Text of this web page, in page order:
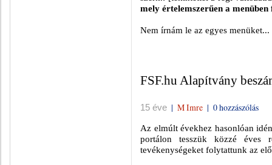
mely értelemszerűen a
Nem írnám le az egyes menüket...
FSF.hu Alapítvány
15 éve | M Imre | 0 hozzászólás
Az elmúlt évekhez hasonlóan
portálon tesszük közzé éves
tevékenységeket folytattunk az